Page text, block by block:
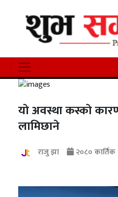
यो अवस्था कस्को
लामिछाने
राजु झा
२०८० कार्तिक